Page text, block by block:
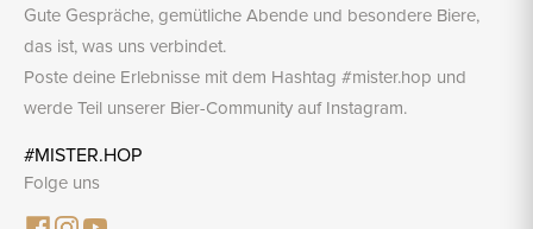
Gute Gespräche, gemütliche Abende und besondere Biere,
das ist, was uns verbindet.
Poste deine Erlebnisse mit dem Hashtag #mister.hop und
werde Teil unserer Bier-Community auf Instagram.
#MISTER.HOP
Folge uns